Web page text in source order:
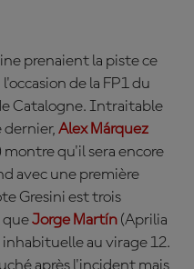
prenaient la piste ce
de la FP1 du
Catalogne. Intraitable
Alex Márquez
montre qu'il sera encore
avec une première
Gresini est trois
queJorge Martín (Aprilia
au virage 12.
après l'incident mais